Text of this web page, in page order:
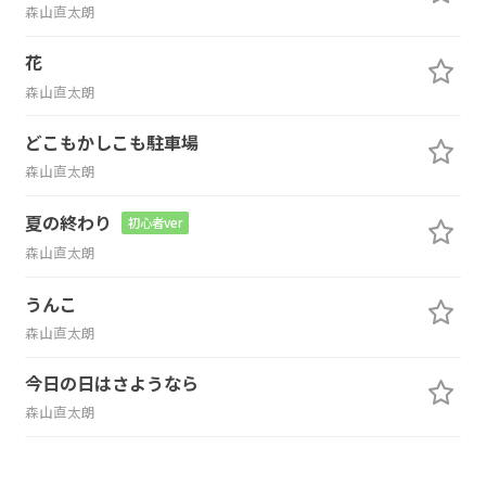
森山直太朗
花
森山直太朗
どこもかしこも駐車場
森山直太朗
夏の終わり 初心者ver
森山直太朗
うんこ
森山直太朗
今日の日はさようなら
森山直太朗